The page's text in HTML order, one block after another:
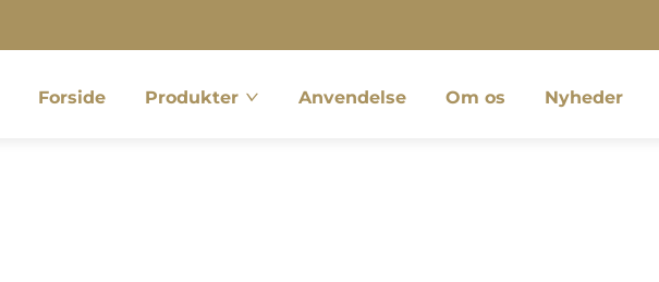
Forside Produkter Anvendelse Om os Nyheder